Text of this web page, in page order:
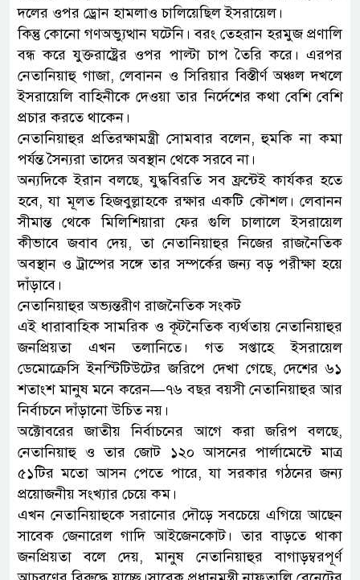
দলের ওপর ড্রোন হামলাও চালিয়েছিল ইসরায়েল।
কিন্তু কোনো গণঅভ্যুত্থান ঘটেনি। বরং তেহরান হরমুজ প্রণালি
বন্ধ করে যুক্তরাষ্ট্রের ওপর পাল্টা চাপ তৈরি করে। এরপর
নেতানিয়াহু গাজা, লেবানন ও সিরিয়ার বিস্তীর্ণ অঞ্চল দখলে
ইসরায়েলি বাহিনীকে দেওয়া তার নির্দেশের কথা বেশি বেশি
প্রচার করতে থাকেন।
নেতানিয়াহুর প্রতিরক্ষামন্ত্রী সোমবার বলেন, হুমকি না কমা
পর্যন্ত সৈন্যরা তাদের অবস্থান থেকে সরবে না।
অন্যদিকে ইরান বলছে, যুদ্ধবিরতি সব ফ্রন্টেই কার্যকর হতে
হবে, যা মূলত হিজবুল্লাহকে রক্ষার একটি কৌশল। লেবানন
সীমান্ত থেকে মিলিশিয়ারা ফের গুলি চালালে ইসরায়েল
কীভাবে জবাব দেয়, তা নেতানিয়াহুর নিজের রাজনৈতিক
অবস্থান ও ট্রাম্পের সঙ্গে তার সম্পর্কের জন্য বড় পরীক্ষা হয়ে
দাঁড়াবে।
নেতানিয়াহুর অভ্যন্তরীণ রাজনৈতিক সংকট
এই ধারাবাহিক সামরিক ও কূটনৈতিক ব্যর্থতায় নেতানিয়াহুর
জনপ্রিয়তা এখন তলানিতে। গত সপ্তাহে ইসরায়েল
ডেমোক্রেসি ইনস্টিটিউটের জরিপে দেখা গেছে, দেশের ৬১
শতাংশ মানুষ মনে করেন—৭৬ বছর বয়সী নেতানিয়াহুর আর
নির্বাচনে দাঁড়ানো উচিত নয়।
অক্টোবরের জাতীয় নির্বাচনের আগে করা জরিপ বলছে,
নেতানিয়াহু ও তার জোট ১২০ আসনের পার্লামেন্টে মাত্র
৫১টির মতো আসন পেতে পারে, যা সরকার গঠনের জন্য
প্রয়োজনীয় সংখ্যার চেয়ে কম।
এখন নেতানিয়াহুকে সরানোর দৌড়ে সবচেয়ে এগিয়ে আছেন
সাবেক জেনারেল গাদি আইজেনকোট। তার বাড়তে থাকা
জনপ্রিয়তা বলে দেয়, মানুষ নেতানিয়াহুর বাগাড়ম্বরপূর্ণ